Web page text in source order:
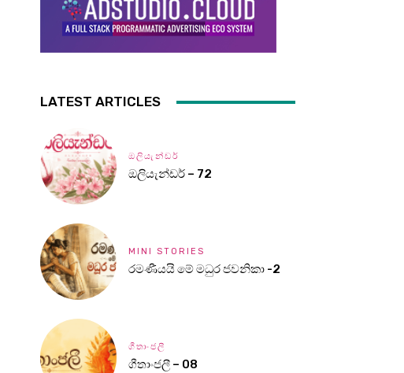
LATEST ARTICLES
ඔලියැන්ඩර්
ඔලියැන්ඩර් – 72
MINI STORIES
රමණීයයි මේ මධුර ජවනිකා -2
ගීතාංජලී
ගීතාංජලී – 08